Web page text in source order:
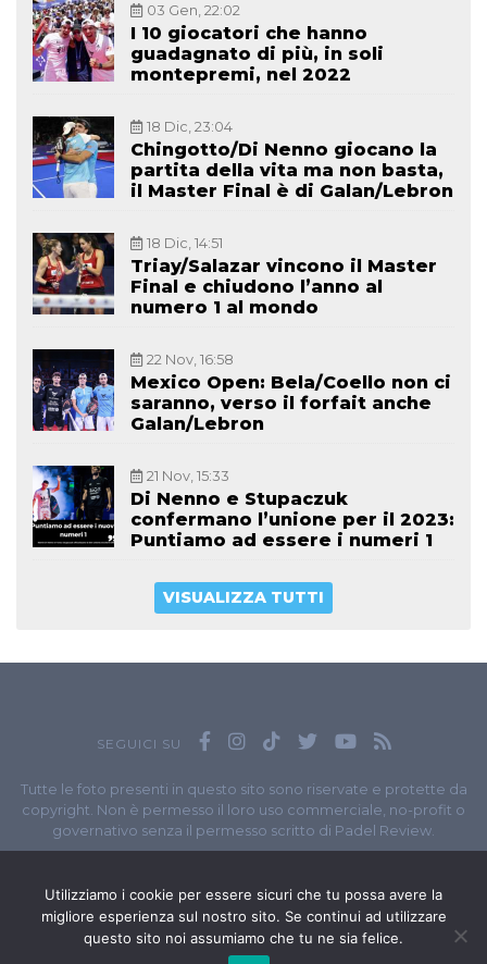
03 Gen, 22:02
I 10 giocatori che hanno
guadagnato di più, in soli
montepremi, nel 2022
18 Dic, 23:04
Chingotto/Di Nenno giocano la
partita della vita ma non basta,
il Master Final è di Galan/Lebron
18 Dic, 14:51
Triay/Salazar vincono il Master
Final e chiudono l’anno al
numero 1 al mondo
22 Nov, 16:58
Mexico Open: Bela/Coello non ci
saranno, verso il forfait anche
Galan/Lebron
21 Nov, 15:33
Di Nenno e Stupaczuk
confermano l’unione per il 2023:
Puntiamo ad essere i numeri 1
VISUALIZZA TUTTI
SEGUICI SU
Tutte le foto presenti in questo sito sono riservate e protette da
copyright. Non è permesso il loro uso commerciale, no-profit o
governativo senza il permesso scritto di Padel Review.
// P.I. 11965351007
© Copyright 2020-2026 // Web DeveloperMatteo Manna
Utilizziamo i cookie per essere sicuri che tu possa avere la
migliore esperienza sul nostro sito. Se continui ad utilizzare
questo sito noi assumiamo che tu ne sia felice.